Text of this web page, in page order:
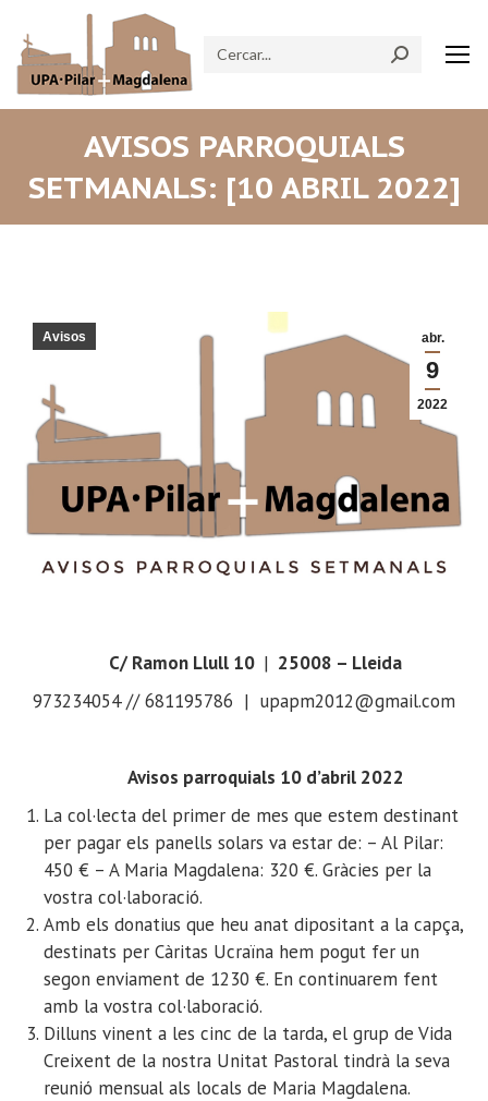
Search:
AVISOS PARROQUIALS
SETMANALS: [10 ABRIL 2022]
abr.
9
2022
Avisos
C/ Ramon Llull 10 | 25008 – Lleida
973234054 // 681195786 | upapm2012@gmail.com
Avisos parroquials 10 d’abril 2022
La col·lecta del primer de mes que estem destinant
per pagar els panells solars va estar de: – Al Pilar:
450 € – A Maria Magdalena: 320 €. Gràcies per la
vostra col·laboració.
Amb els donatius que heu anat dipositant a la capça,
destinats per Càritas Ucraïna hem pogut fer un
segon enviament de 1230 €. En continuarem fent
amb la vostra col·laboració.
Dilluns vinent a les cinc de la tarda, el grup de Vida
Creixent de la nostra Unitat Pastoral tindrà la seva
reunió mensual als locals de Maria Magdalena.